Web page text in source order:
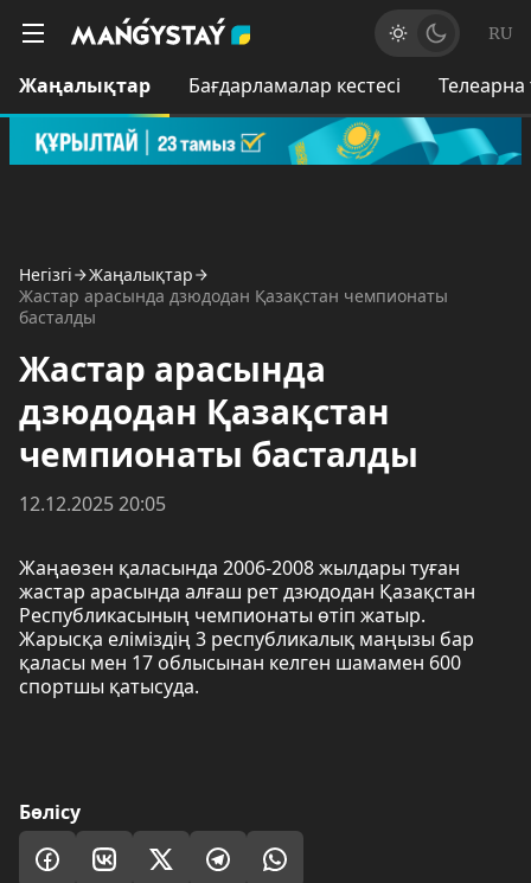
RU
Жаңалықтар Бағдарламалар кестесі
Негізгі
Жаңалықтар
Жастар арасында дзюдодан Қазақстан чемпионаты
басталды
Жастар арасында
дзюдодан Қазақстан
чемпионаты басталды
12.12.2025 20:05
Жаңаөзен қаласында 2006-2008 жылдары туған
жастар арасында алғаш рет дзюдодан Қазақстан
Республикасының чемпионаты өтіп жатыр.
Жарысқа еліміздің 3 республикалық маңызы бар
қаласы мен 17 облысынан келген шамамен 600
спортшы қатысуда.
Бөлісу